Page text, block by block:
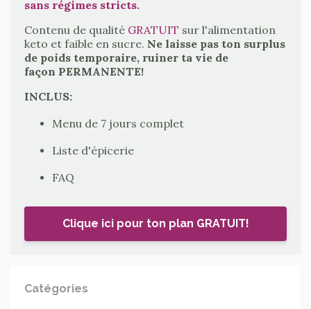
sans régimes stricts.
Contenu de qualité GRATUIT sur l'alimentation
keto et faible en sucre. Ne laisse pas ton surplus
de poids temporaire, ruiner ta vie de
façon PERMANENTE!
INCLUS:
Menu de 7 jours complet
Liste d'épicerie
FAQ
Clique ici pour ton plan GRATUIT!
Catégories